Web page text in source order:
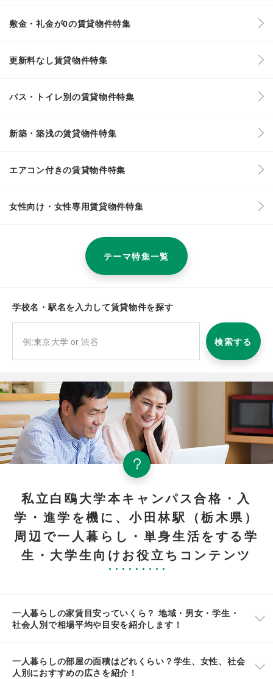
敷金・礼金が0の賃貸物件特集
更新料なし賃貸物件特集
バス・トイレ別の賃貸物件特集
新築・築浅の賃貸物件特集
エアコン付きの賃貸物件特集
女性向け・女性専用賃貸物件特集
テーマ特集一覧
学校名・駅名を入力して賃貸物件を探す
検索する
私立白鴎大学本キャンパス合格・入
学・進学を機に、小田林駅（栃木県）
周辺で一人暮らし・単身生活をする学
生・大学生向けお役立ちコンテンツ
一人暮らしの家賃目安っていくら？ 地域・男女・学生・
社会人別で相場平均や目安を紹介します！
一人暮らしの部屋の面積はどれくらい？学生、女性、社会
人別におすすめの広さを紹介！